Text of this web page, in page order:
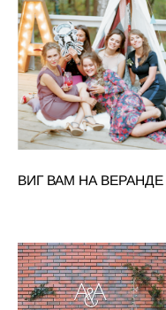
ВИГ ВАМ НА ВЕРАНДЕ